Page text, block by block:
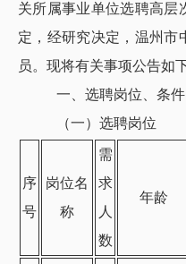
关所属事业单位选聘高层
定，经研究决定，温州市
员。现将有关事项公告如
一、选聘岗位、条件
（一）选聘岗位
序
号
岗位名
称
需
求
人
数
年龄